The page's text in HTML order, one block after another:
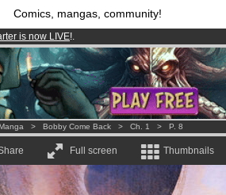
Comics, mangas, community!
is now LIVE!.
membersand 1000comics & mangas!.
from3.95 euros per month !Get membership
> Bobby Come Back > Ch. 1 > P. 8
Full screen Thumbnails